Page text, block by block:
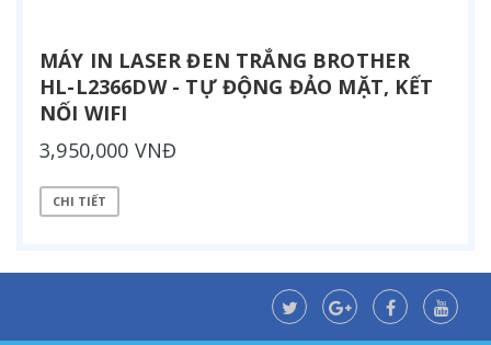
MÁY IN LASER ĐEN TRẮNG BROTHER
HL-L2366DW - TỰ ĐỘNG ĐẢO MẶT, KẾT
NỐI WIFI
3,950,000 VNĐ
CHI TIẾT